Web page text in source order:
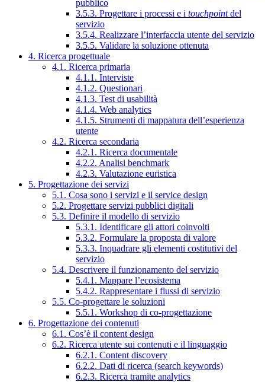
pubblico
3.5.3. Progettare i processi e i touchpointdel
servizio
3.5.4. Realizzare l’interfaccia utente del servizio
3.5.5. Validare la soluzione ottenuta
4. Ricerca progettuale
4.1. Ricerca primaria
4.1.1. Interviste
4.1.2. Questionari
4.1.3. Test di usabilità
4.1.4. Web analytics
4.1.5. Strumenti di mappatura dell’esperienza
utente
4.2. Ricerca secondaria
4.2.1. Ricerca documentale
4.2.2. Analisi benchmark
4.2.3. Valutazione euristica
5. Progettazione dei servizi
5.1. Cosa sono i servizi e il service design
5.2. Progettare servizi pubblici digitali
5.3. Definire il modello di servizio
5.3.1. Identificare gli attori coinvolti
5.3.2. Formulare la proposta di valore
5.3.3. Inquadrare gli elementi costitutivi del
servizio
5.4. Descrivere il funzionamento del servizio
5.4.1. Mappare l’ecosistema
5.4.2. Rappresentare i flussi di servizio
5.5. Co-progettare le soluzioni
5.5.1. Workshop di co-progettazione
6. Progettazione dei contenuti
6.1. Cos’è il content design
6.2. Ricerca utente sui contenuti e il linguaggio
6.2.1. Content discovery
6.2.2. Dati di ricerca (search keywords)
6.2.3. Ricerca tramite analytics